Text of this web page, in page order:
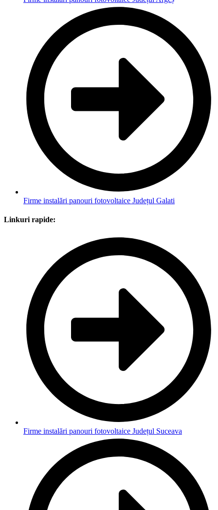
Firme instalări panouri fotovoltaice Județul Galati
Linkuri rapide:
Firme instalări panouri fotovoltaice Județul Suceava